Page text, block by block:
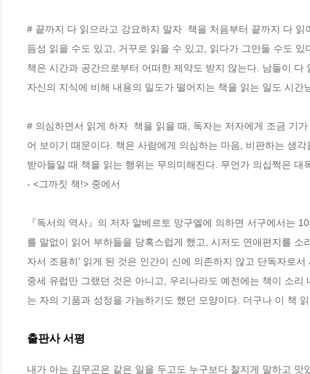
# 끝까지 다 읽으라고 강요하지 말자  책을 처음부터 끝까지 다
듬성 읽을 수도 있고, 거꾸로 읽을 수 있고, 읽다가 그만둘 수도
책은 시간과 공간으로부터 어떠한 제약도 받지 않는다. 남들이
자신의 지식에 비해 내용의 밀도가 떨어지는 책을 읽는 일도 시간
# 의심하면서 읽게 하자  책을 읽을 때, 독자는 저자에게 조금 기
어 보이기 때문이다. 책은 사람에게 의심하는 마음, 비판하는 생
받아들일 때 책을 읽는 행위는 무의미해진다. 무언가 의십쩍은
- <그까짓 책!> 중에서
『독서의 역사』의 저자 알베르토 망구엘에 의하면 서구에서는
를 말없이 읽어 부하들을 당혹스럽게 했고, 시저도 연애편지를
자서 조용히’ 읽게 된 것은 인간이 신에 의존하지 않고 단독자로
중세 유럽만 그랬던 것은 아니고, 우리나라도 예전에는 책이 소
는 자의 기품과 성정을 가늠하기도 했던 모양이다. 더구나 이 책
출판사 서평
내가 아는 김무곤은 같은 일을 두고도 누구보다 찰지게 말하고